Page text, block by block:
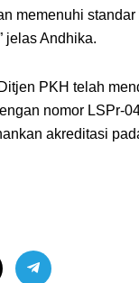
memenuhi
jelas Andhika.
PKH telah
nomor LSPr-
akreditasi